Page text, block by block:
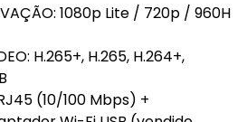
1080p Lite / 720p / 960H
H.265+, H.265, H.264+,
(10/100 Mbps) +